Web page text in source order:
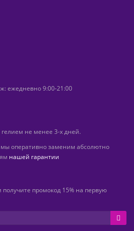
ежедневно 9:00-21:00
не менее 3-х дней.
оперативно заменим абсолютно
нашей гарантии
промокод 15% на первую